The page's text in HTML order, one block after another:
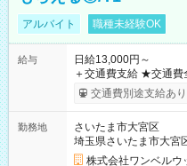
アルバイト 職種未経験OK
給与
日給13,000円～
＋交通費支給 ★交通費全額支給！ ┗案件により規定あり ★日払
いOK！（規定あり）
ンビニATMから 日払い分を引
交通費別途支給あり
勤務地
さいたま市大宮区
埼玉県さいたま市大宮
株式会社ワンベルウ